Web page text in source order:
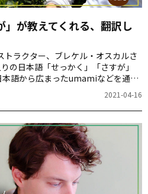
」が教えてくれる、翻訳し
トラクター、ブレケル・オスカルさ
の日本語「せっかく」「さすが」
語から広まったumamiなどを通し
2021-04-16